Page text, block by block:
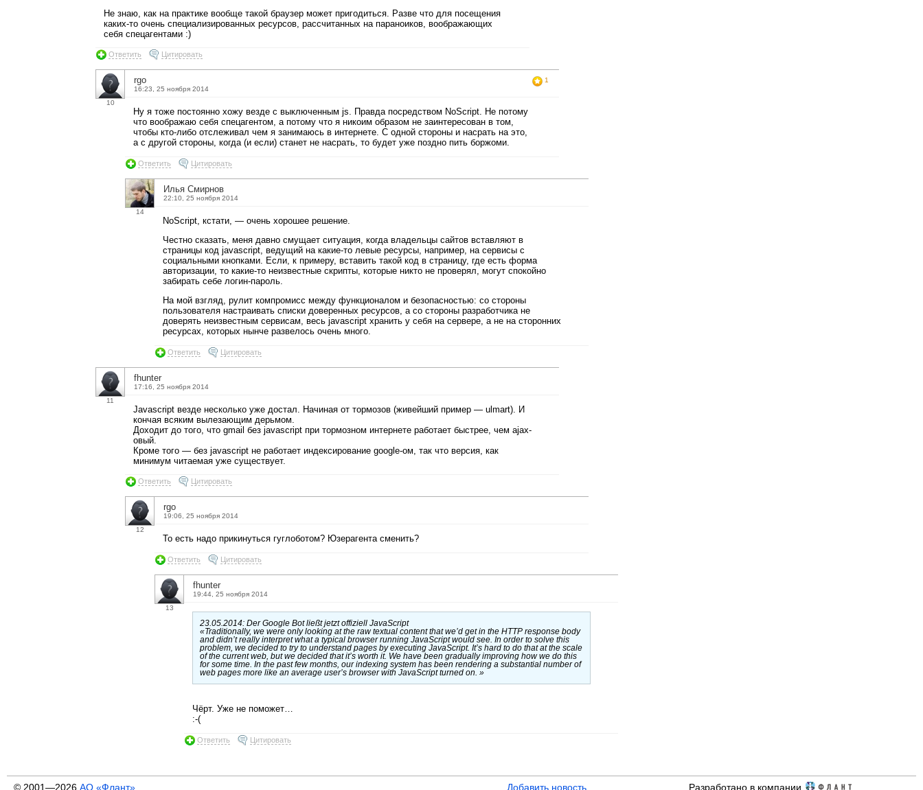
Не знаю, как на практике вообще такой браузер может пригодиться. Разве что для посещения
каких-то очень специализированных ресурсов, рассчитанных на параноиков, воображающих
себя спецагентами :)
Ответить Цитировать
10
rgo
16:23, 25 ноября 2014
1
Ну я тоже постоянно хожу везде с выключенным js. Правда посредством NoScript. Не потому
что воображаю себя спецагентом, а потому что я никоим образом не заинтересован в том,
чтобы кто-либо отслеживал чем я занимаюсь в интернете. С одной стороны и насрать на это,
а с другой стороны, когда (и если) станет не насрать, то будет уже поздно пить боржоми.
Ответить Цитировать
14
Илья Смирнов
22:10, 25 ноября 2014
NoScript, кстати, — очень хорошее решение.
Честно сказать, меня давно смущает ситуация, когда владельцы сайтов вставляют в
страницы код javascript, ведущий на какие-то левые ресурсы, например, на сервисы с
социальными кнопками. Если, к примеру, вставить такой код в страницу, где есть форма
авторизации, то какие-то неизвестные скрипты, которые никто не проверял, могут спокойно
забирать себе логин-пароль.
На мой взгляд, рулит компромисс между функционалом и безопасностью: со стороны
пользователя настраивать списки доверенных ресурсов, а со стороны разработчика не
доверять неизвестным сервисам, весь javascript хранить у себя на сервере, а не на сторонних
ресурсах, которых нынче развелось очень много.
Ответить Цитировать
11
fhunter
17:16, 25 ноября 2014
Javascript везде несколько уже достал. Начиная от тормозов (живейший пример — ulmart). И
кончая всяким вылезающим дерьмом.
Доходит до того, что gmail без javascript при тормозном интернете работает быстрее, чем ajax-
овый.
Кроме того — без javascript не работает индексирование google-ом, так что версия, как
минимум читаемая уже существует.
Ответить Цитировать
12
rgo
19:06, 25 ноября 2014
То есть надо прикинуться гуглоботом? Юзерагента сменить?
Ответить Цитировать
13
fhunter
19:44, 25 ноября 2014
23.05.2014: Der Google Bot ließt jetzt offiziell JavaScript
«Traditionally, we were only looking at the raw textual content that we’d get in the HTTP response body
and didn’t really interpret what a typical browser running JavaScript would see. In order to solve this
problem, we decided to try to understand pages by executing JavaScript. It’s hard to do that at the scale
of the current web, but we decided that it’s worth it. We have been gradually improving how we do this
for some time. In the past few months, our indexing system has been rendering a substantial number of
web pages more like an average user’s browser with JavaScript turned on. »
Чёрт. Уже не поможет…
:-(
Ответить Цитировать
© 2001—2026 АО «Флант» Добавить новость Разработано в компании